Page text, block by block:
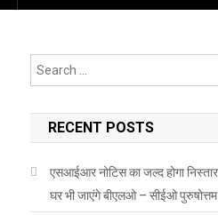
RECENT POSTS
एसआईआर नोटिस का जल्द होगा
घर भी जाएंगे बीएलओ – सीईओ पुरुषोत्तम